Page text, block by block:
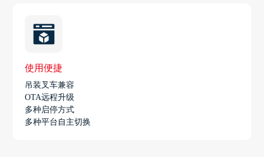
使用便捷
吊装叉车兼容
OTA远程升级
多种启停方式
多种平台自主切换